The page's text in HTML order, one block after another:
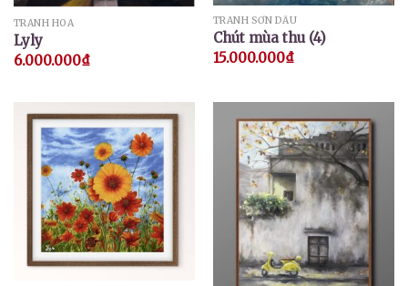
TRANH HOA
Lyly
6.000.000₫
TRANH SƠN DẦU
Chút mùa thu (4)
15.000.000₫